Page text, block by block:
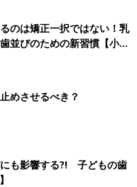
咬合について―,小児歯科
上手にかめないだけでな
問題の引き金になるとい
程度に上手に利用して、
材・文・ひよこクラブ編
「ネットの育児情報 掘り
ます! 」
のは矯正一択ではない！乳
並びのための新習慣【小児
めさせるべき？
も影響する?! 子どもの歯